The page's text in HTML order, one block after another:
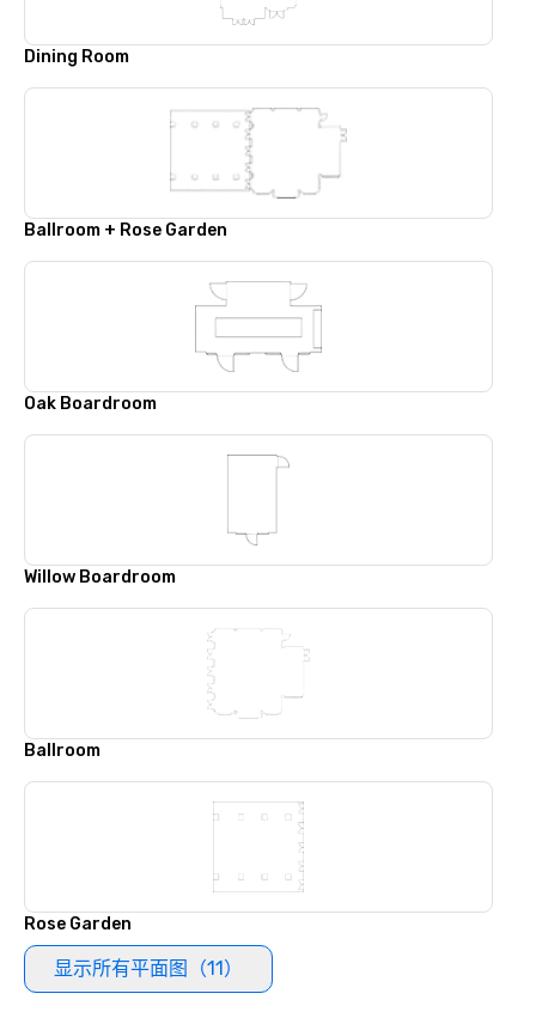
Dining Room
Ballroom + Rose Garden
Oak Boardroom
Willow Boardroom
Ballroom
Rose Garden
显示所有平面图（11）